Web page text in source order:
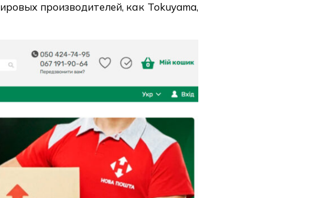
производителей, как Tokuyama,